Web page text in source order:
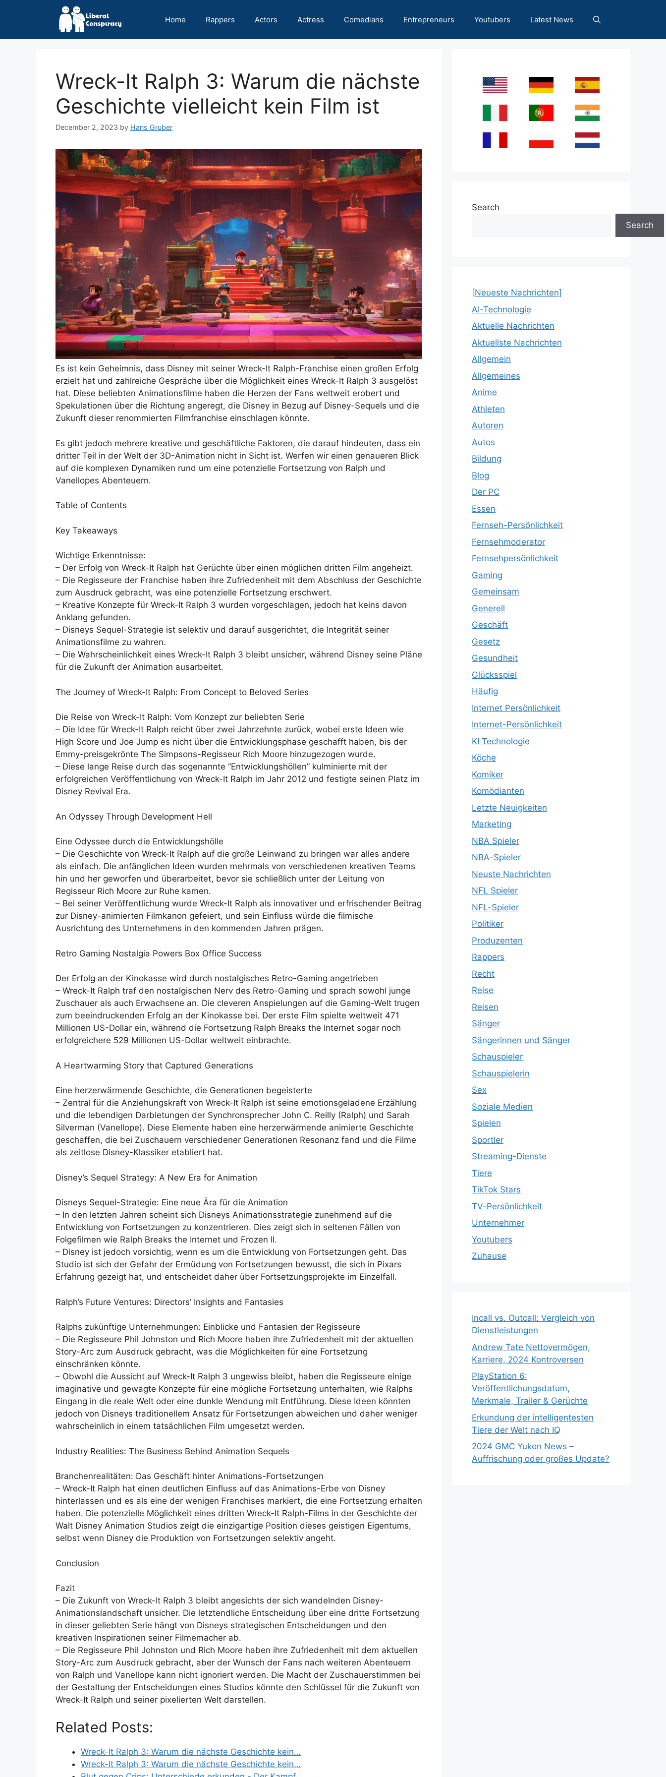
Home Rappers Actors Actress Comedians Entrepreneurs Youtubers Latest News
Wreck-It Ralph 3: Warum die nächste
Geschichte vielleicht kein Film ist
December 2, 2023 by Hans Gruber
Es ist kein Geheimnis, dass Disney mit seiner Wreck-It Ralph-Franchise einen großen Erfolg
erzielt hat und zahlreiche Gespräche über die Möglichkeit eines Wreck-It Ralph 3 ausgelöst
hat. Diese beliebten Animationsfilme haben die Herzen der Fans weltweit erobert und
Spekulationen über die Richtung angeregt, die Disney in Bezug auf Disney-Sequels und die
Zukunft dieser renommierten Filmfranchise einschlagen könnte.
Es gibt jedoch mehrere kreative und geschäftliche Faktoren, die darauf hindeuten, dass ein
dritter Teil in der Welt der 3D-Animation nicht in Sicht ist. Werfen wir einen genaueren Blick
auf die komplexen Dynamiken rund um eine potenzielle Fortsetzung von Ralph und
Vanellopes Abenteuern.
Table of Contents
Key Takeaways
Wichtige Erkenntnisse:
– Der Erfolg von Wreck-It Ralph hat Gerüchte über einen möglichen dritten Film angeheizt.
– Die Regisseure der Franchise haben ihre Zufriedenheit mit dem Abschluss der Geschichte
zum Ausdruck gebracht, was eine potenzielle Fortsetzung erschwert.
– Kreative Konzepte für Wreck-It Ralph 3 wurden vorgeschlagen, jedoch hat keins davon
Anklang gefunden.
– Disneys Sequel-Strategie ist selektiv und darauf ausgerichtet, die Integrität seiner
Animationsfilme zu wahren.
– Die Wahrscheinlichkeit eines Wreck-It Ralph 3 bleibt unsicher, während Disney seine Pläne
für die Zukunft der Animation ausarbeitet.
The Journey of Wreck-It Ralph: From Concept to Beloved Series
Die Reise von Wreck-It Ralph: Vom Konzept zur beliebten Serie
– Die Idee für Wreck-It Ralph reicht über zwei Jahrzehnte zurück, wobei erste Ideen wie
High Score und Joe Jump es nicht über die Entwicklungsphase geschafft haben, bis der
Emmy-preisgekrönte The Simpsons-Regisseur Rich Moore hinzugezogen wurde.
– Diese lange Reise durch das sogenannte “Entwicklungshöllen” kulminierte mit der
erfolgreichen Veröffentlichung von Wreck-It Ralph im Jahr 2012 und festigte seinen Platz im
Disney Revival Era.
An Odyssey Through Development Hell
Eine Odyssee durch die Entwicklungshölle
– Die Geschichte von Wreck-It Ralph auf die große Leinwand zu bringen war alles andere
als einfach. Die anfänglichen Ideen wurden mehrmals von verschiedenen kreativen Teams
hin und her geworfen und überarbeitet, bevor sie schließlich unter der Leitung von
Regisseur Rich Moore zur Ruhe kamen.
– Bei seiner Veröffentlichung wurde Wreck-It Ralph als innovativer und erfrischender Beitrag
zur Disney-animierten Filmkanon gefeiert, und sein Einfluss würde die filmische
Ausrichtung des Unternehmens in den kommenden Jahren prägen.
Retro Gaming Nostalgia Powers Box Office Success
Der Erfolg an der Kinokasse wird durch nostalgisches Retro-Gaming angetrieben
– Wreck-It Ralph traf den nostalgischen Nerv des Retro-Gaming und sprach sowohl junge
Zuschauer als auch Erwachsene an. Die cleveren Anspielungen auf die Gaming-Welt trugen
zum beeindruckenden Erfolg an der Kinokasse bei. Der erste Film spielte weltweit 471
Millionen US-Dollar ein, während die Fortsetzung Ralph Breaks the Internet sogar noch
erfolgreichere 529 Millionen US-Dollar weltweit einbrachte.
A Heartwarming Story that Captured Generations
Eine herzerwärmende Geschichte, die Generationen begeisterte
– Zentral für die Anziehungskraft von Wreck-It Ralph ist seine emotionsgeladene Erzählung
und die lebendigen Darbietungen der Synchronsprecher John C. Reilly (Ralph) und Sarah
Silverman (Vanellope). Diese Elemente haben eine herzerwärmende animierte Geschichte
geschaffen, die bei Zuschauern verschiedener Generationen Resonanz fand und die Filme
als zeitlose Disney-Klassiker etabliert hat.
Disney’s Sequel Strategy: A New Era for Animation
Disneys Sequel-Strategie: Eine neue Ära für die Animation
– In den letzten Jahren scheint sich Disneys Animationsstrategie zunehmend auf die
Entwicklung von Fortsetzungen zu konzentrieren. Dies zeigt sich in seltenen Fällen von
Folgefilmen wie Ralph Breaks the Internet und Frozen II.
– Disney ist jedoch vorsichtig, wenn es um die Entwicklung von Fortsetzungen geht. Das
Studio ist sich der Gefahr der Ermüdung von Fortsetzungen bewusst, die sich in Pixars
Erfahrung gezeigt hat, und entscheidet daher über Fortsetzungsprojekte im Einzelfall.
Ralph’s Future Ventures: Directors’ Insights and Fantasies
Ralphs zukünftige Unternehmungen: Einblicke und Fantasien der Regisseure
– Die Regisseure Phil Johnston und Rich Moore haben ihre Zufriedenheit mit der aktuellen
Story-Arc zum Ausdruck gebracht, was die Möglichkeiten für eine Fortsetzung
einschränken könnte.
– Obwohl die Aussicht auf Wreck-It Ralph 3 ungewiss bleibt, haben die Regisseure einige
imaginative und gewagte Konzepte für eine mögliche Fortsetzung unterhalten, wie Ralphs
Eingang in die reale Welt oder eine dunkle Wendung mit Entführung. Diese Ideen könnten
jedoch von Disneys traditionellem Ansatz für Fortsetzungen abweichen und daher weniger
wahrscheinlich in einem tatsächlichen Film umgesetzt werden.
Industry Realities: The Business Behind Animation Sequels
Branchenrealitäten: Das Geschäft hinter Animations-Fortsetzungen
– Wreck-It Ralph hat einen deutlichen Einfluss auf das Animations-Erbe von Disney
hinterlassen und es als eine der wenigen Franchises markiert, die eine Fortsetzung erhalten
haben. Die potenzielle Möglichkeit eines dritten Wreck-It Ralph-Films in der Geschichte der
Walt Disney Animation Studios zeigt die einzigartige Position dieses geistigen Eigentums,
selbst wenn Disney die Produktion von Fortsetzungen selektiv angeht.
Conclusion
Fazit
– Die Zukunft von Wreck-It Ralph 3 bleibt angesichts der sich wandelnden Disney-
Animationslandschaft unsicher. Die letztendliche Entscheidung über eine dritte Fortsetzung
in dieser geliebten Serie hängt von Disneys strategischen Entscheidungen und den
kreativen Inspirationen seiner Filmemacher ab.
– Die Regisseure Phil Johnston und Rich Moore haben ihre Zufriedenheit mit dem aktuellen
Story-Arc zum Ausdruck gebracht, aber der Wunsch der Fans nach weiteren Abenteuern
von Ralph und Vanellope kann nicht ignoriert werden. Die Macht der Zuschauerstimmen bei
der Gestaltung der Entscheidungen eines Studios könnte den Schlüssel für die Zukunft von
Wreck-It Ralph und seiner pixelierten Welt darstellen.
Related Posts:
Wreck-It Ralph 3: Warum die nächste Geschichte kein…
Wreck-It Ralph 3: Warum die nächste Geschichte kein…
Search
Search
[Neueste Nachrichten]
AI-Technologie
Aktuelle Nachrichten
Aktuellste Nachrichten
Allgemein
Allgemeines
Anime
Athleten
Autoren
Autos
Bildung
Blog
Der PC
Essen
Fernseh-Persönlichkeit
Fernsehmoderator
Fernsehpersönlichkeit
Gaming
Gemeinsam
Generell
Geschäft
Gesetz
Gesundheit
Glücksspiel
Häufig
Internet Persönlichkeit
Internet-Persönlichkeit
KI Technologie
Köche
Komiker
Komödianten
Letzte Neuigkeiten
Marketing
NBA Spieler
NBA-Spieler
Neuste Nachrichten
NFL Spieler
NFL-Spieler
Politiker
Produzenten
Rappers
Recht
Reise
Reisen
Sänger
Sängerinnen und Sänger
Schauspieler
Schauspielerin
Sex
Soziale Medien
Spielen
Sportler
Streaming-Dienste
Tiere
TikTok Stars
TV-Persönlichkeit
Unternehmer
Youtubers
Zuhause
Incall vs. Outcall: Vergleich von
Dienstleistungen
Andrew Tate Nettovermögen,
Karriere, 2024 Kontroversen
PlayStation 6:
Veröffentlichungsdatum,
Merkmale, Trailer & Gerüchte
Erkundung der intelligentesten
Tiere der Welt nach IQ
2024 GMC Yukon News –
Auffrischung oder großes Update?